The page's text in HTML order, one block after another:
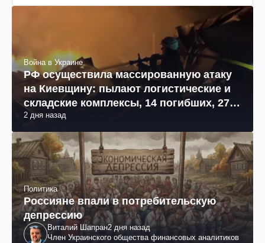
Война в Украине
РФ осуществила массированную атаку
на Киевщину: пылают логистические и
складские комплексы, 14 погибших, 27
раненых (фото, видео)
2 дня назад
Политика
Россияне впали в потребительскую
депрессию
Виталий Шапран2 дня назад
Член Украинского общества финансовых аналитиков